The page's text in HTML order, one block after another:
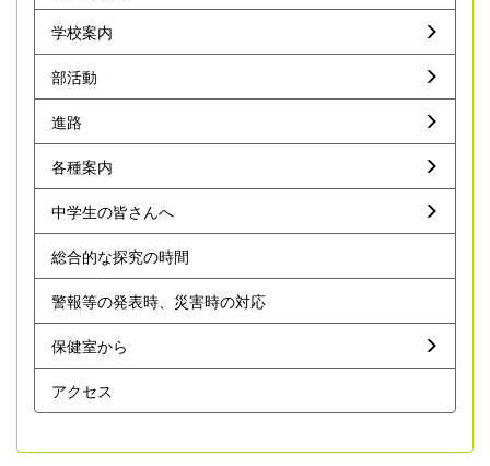
学校案内
部活動
進路
各種案内
中学生の皆さんへ
総合的な探究の時間
警報等の発表時、災害時の対応
保健室から
アクセス